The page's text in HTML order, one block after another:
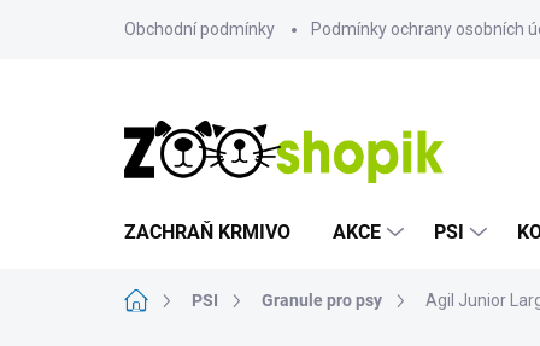
Obchodní podmínky Podmínky ochrany osobních
ZACHRAŇ KRMIVO AKCE PSI
Domů PSI Granule pro psy Agil Junior